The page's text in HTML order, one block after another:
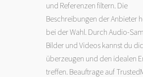
und Referenzen filtern. Die
Beschreibungen der Anbieter
bei der Wahl. Durch Audio-
Bilder und Videos kannst du
überzeugen und den idealen
treffen. Beauftrage auf